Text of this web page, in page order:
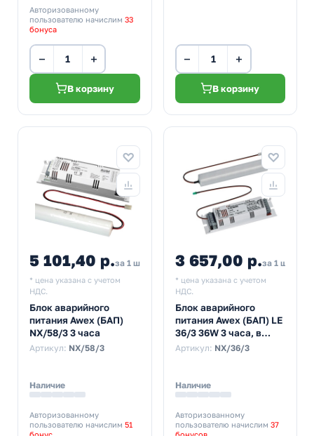
Авторизованному
пользователю начислим 33
бонуса
− +
В корзину
− +
В корзину
5 101,40 р.за 1 шт
* цена указана с учетом
НДС.
Блок аварийного
питания Awex (БАП)
NX/58/3 3 часа
Артикул: NX/58/3
Наличие
Авторизованному
пользователю начислим 51
3 657,00 р.за 1 шт
* цена указана с учетом
НДС.
Блок аварийного
питания Awex (БАП) LE
36/3 36W 3 часа, в
комплекте с ЭПРА
Артикул: NX/36/3
Наличие
Авторизованному
пользователю начислим 37